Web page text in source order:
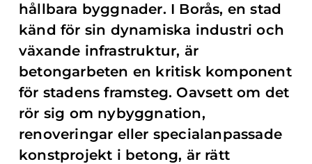
hållbara byggnader. I Borås, en stad
känd för sin dynamiska industri och
växande infrastruktur, är
betongarbeten en kritisk komponent
för stadens framsteg. Oavsett om det
rör sig om nybyggnation,
renoveringar eller specialanpassade
konstprojekt i betong, är rätt